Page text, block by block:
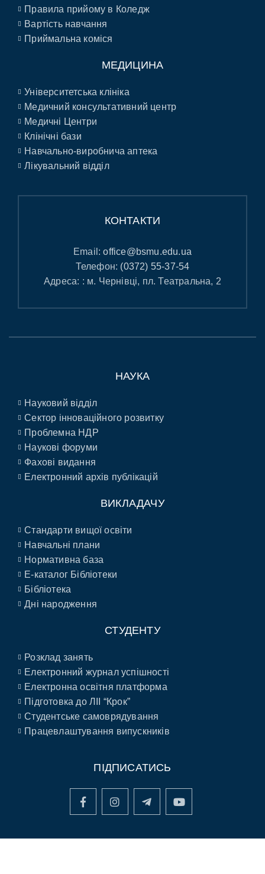
Правила прийому в Коледж
Вартість навчання
Приймальна коміся
МЕДИЦИНА
Університетська клініка
Медичний консультативний центр
Медичні Центри
Клінічні бази
Навчально-виробнича аптека
Лікувальний відділ
КОНТАКТИ
Email:office@bsmu.edu.ua
Телефон: (0372) 55-37-54
Адреса: : м. Чернівці, пл. Театральна, 2
НАУКА
Науковий відділ
Сектор інноваційного розвитку
Проблемна НДР
Наукові форуми
Фахові видання
Електронний архів публікацій
ВИКЛАДАЧУ
Стандарти вищої освіти
Навчальні плани
Нормативна база
E-каталог Бібліотеки
Бібліотека
Дні народження
СТУДЕНТУ
Розклад занять
Електронний журнал успішності
Електронна освітня платформа
Підготовка до ЛІІ “Крок”
Студентське самоврядування
Працевлаштування випускників
ПІДПИСАТИСЬ